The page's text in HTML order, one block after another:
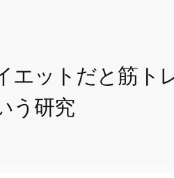
エットだと筋ト
う研究